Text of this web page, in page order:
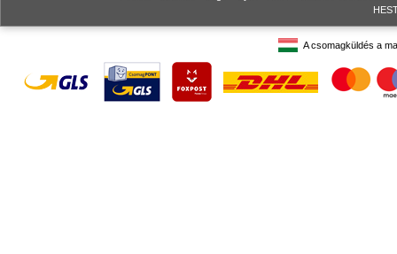
A csomagküldés a